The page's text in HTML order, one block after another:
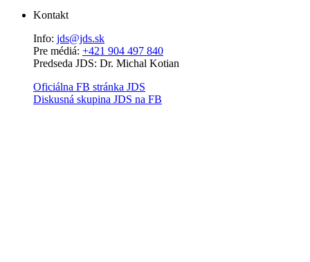
Kontakt
Info: jds@jds.sk
Pre médiá: +421 904 497 840
Predseda JDS: Dr. Michal Kotian
Oficiálna FB stránka JDS
Diskusná skupina JDS na FB